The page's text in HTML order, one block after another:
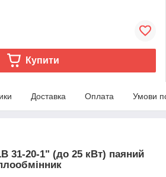
Купити
Доставка Оплата Умови
31-20-1" (до 25 кВт) паяний